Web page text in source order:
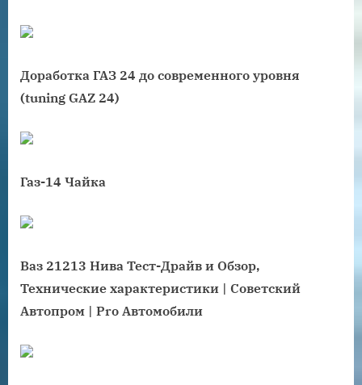
Доработка ГАЗ 24 до современного уровня
(tuning GAZ 24)
Газ-14 Чайка
Ваз 21213 Нива Тест-Драйв и Обзор,
Технические характеристики | Советский
Автопром | Pro Автомобили